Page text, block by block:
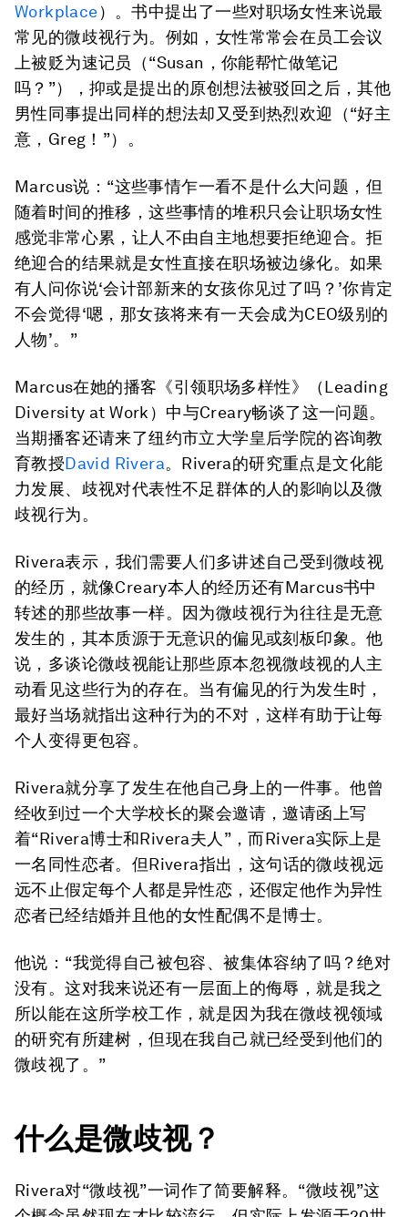
Workplace）。书中提出了一些对职场女性来说最
常见的微歧视行为。例如，女性常常会在员工会议
上被贬为速记员（“Susan，你能帮忙做笔记
吗？”），抑或是提出的原创想法被驳回之后，其他
男性同事提出同样的想法却又受到热烈欢迎（“好主
意，Greg！”）。
Marcus说：“这些事情乍一看不是什么大问题，但
随着时间的推移，这些事情的堆积只会让职场女性
感觉非常心累，让人不由自主地想要拒绝迎合。拒
绝迎合的结果就是女性直接在职场被边缘化。如果
有人问你说‘会计部新来的女孩你见过了吗？’你肯定
不会觉得‘嗯，那女孩将来有一天会成为CEO级别的
人物’。”
Marcus在她的播客《引领职场多样性》（Leading
Diversity at Work）中与Creary畅谈了这一问题。
当期播客还请来了纽约市立大学皇后学院的咨询教
育教授David Rivera。Rivera的研究重点是文化能
力发展、歧视对代表性不足群体的人的影响以及微
歧视行为。
Rivera表示，我们需要人们多讲述自己受到微歧视
的经历，就像Creary本人的经历还有Marcus书中
转述的那些故事一样。因为微歧视行为往往是无意
发生的，其本质源于无意识的偏见或刻板印象。他
说，多谈论微歧视能让那些原本忽视微歧视的人主
动看见这些行为的存在。当有偏见的行为发生时，
最好当场就指出这种行为的不对，这样有助于让每
个人变得更包容。
Rivera就分享了发生在他自己身上的一件事。他曾
经收到过一个大学校长的聚会邀请，邀请函上写
着“Rivera博士和Rivera夫人”，而Rivera实际上是
一名同性恋者。但Rivera指出，这句话的微歧视远
远不止假定每个人都是异性恋，还假定他作为异性
恋者已经结婚并且他的女性配偶不是博士。
他说：“我觉得自己被包容、被集体容纳了吗？绝对
没有。这对我来说还有一层面上的侮辱，就是我之
所以能在这所学校工作，就是因为我在微歧视领域
的研究有所建树，但现在我自己就已经受到他们的
微歧视了。”
什么是微歧视？
Rivera对“微歧视”一词作了简要解释。“微歧视”这